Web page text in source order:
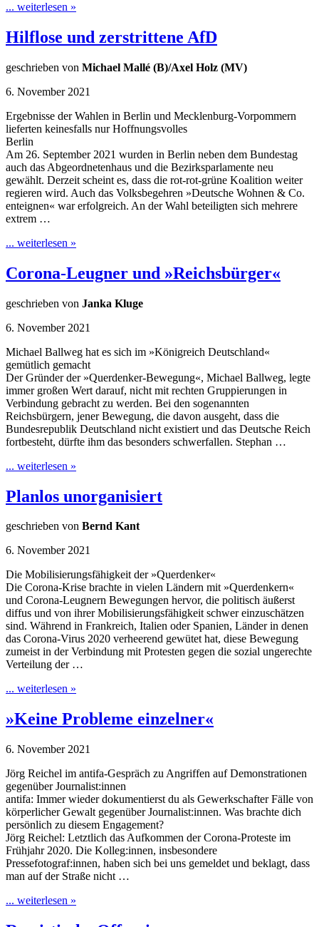
... weiterlesen »
Hilflose und zerstrittene AfD
geschrieben von Michael Mallé (B)/Axel Holz (MV)
6. November 2021
Ergebnisse der Wahlen in Berlin und Mecklenburg-Vorpommern
lieferten keinesfalls nur Hoffnungsvolles
Berlin
Am 26. September 2021 wurden in Berlin neben dem Bundestag
auch das Abgeordnetenhaus und die Bezirksparlamente neu
gewählt. Derzeit scheint es, dass die rot-rot-grüne Koalition weiter
regieren wird. Auch das Volksbegehren »Deutsche Wohnen & Co.
enteignen« war erfolgreich. An der Wahl beteiligten sich mehrere
extrem …
... weiterlesen »
Corona-Leugner und »Reichsbürger«
geschrieben von Janka Kluge
6. November 2021
Michael Ballweg hat es sich im »Königreich Deutschland«
gemütlich gemacht
Der Gründer der »Querdenker-Bewegung«, Michael Ballweg, legte
immer großen Wert darauf, nicht mit rechten Gruppierungen in
Verbindung gebracht zu werden. Bei den sogenannten
Reichsbürgern, jener Bewegung, die davon ausgeht, dass die
Bundesrepublik Deutschland nicht existiert und das Deutsche Reich
fortbesteht, dürfte ihm das besonders schwerfallen. Stephan …
... weiterlesen »
Planlos unorganisiert
geschrieben von Bernd Kant
6. November 2021
Die Mobilisierungsfähigkeit der »Querdenker«
Die Corona-Krise brachte in vielen Ländern mit »Querdenkern«
und Corona-Leugnern Bewegungen hervor, die politisch äußerst
diffus und von ihrer Mobilisierungsfähigkeit schwer einzuschätzen
sind. Während in Frankreich, Italien oder Spanien, Länder in denen
das Corona-Virus 2020 verheerend gewütet hat, diese Bewegung
zumeist in der Verbindung mit Protesten gegen die sozial ungerechte
Verteilung der …
... weiterlesen »
»Keine Probleme einzelner«
6. November 2021
Jörg Reichel im antifa-Gespräch zu Angriffen auf Demonstrationen
gegenüber Journalist:innen
antifa: Immer wieder dokumentierst du als Gewerkschafter Fälle von
körperlicher Gewalt gegenüber Journalist:innen. Was brachte dich
persönlich zu diesem Engagement?
Jörg Reichel: Letztlich das Aufkommen der Corona-Proteste im
Frühjahr 2020. Die Kolleg:innen, insbesondere
Pressefotograf:innen, haben sich bei uns gemeldet und beklagt, dass
man auf der Straße nicht …
... weiterlesen »